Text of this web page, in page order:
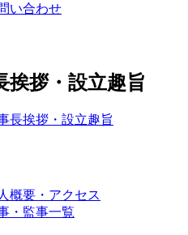
い合わせ
挨拶・設立趣旨
長挨拶・設立趣旨
概要・アクセス
・監事一覧